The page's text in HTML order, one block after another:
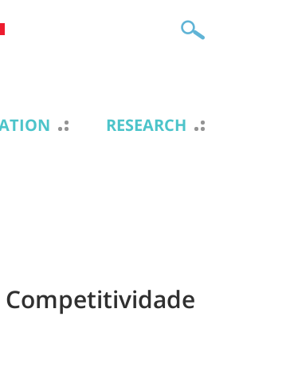
RESEARCH
Competitividade